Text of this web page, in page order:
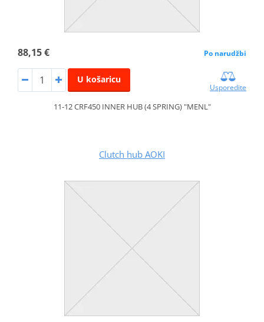
88,15 € Po narudžbi
U košaricu
Usporedite
11-12 CRF450 INNER HUB (4 SPRING) "MENL"
Clutch hub AOKI